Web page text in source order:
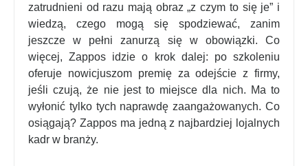
zatrudnieni od razu mają obraz „z czym to się je” i
wiedzą, czego mogą się spodziewać, zanim
jeszcze w pełni zanurzą się w obowiązki. Co
więcej, Zappos idzie o krok dalej: po szkoleniu
oferuje nowicjuszom premię za odejście z firmy,
jeśli czują, że nie jest to miejsce dla nich. Ma to
wyłonić tylko tych naprawdę zaangażowanych. Co
osiągają? Zappos ma jedną z najbardziej lojalnych
kadr w branży.